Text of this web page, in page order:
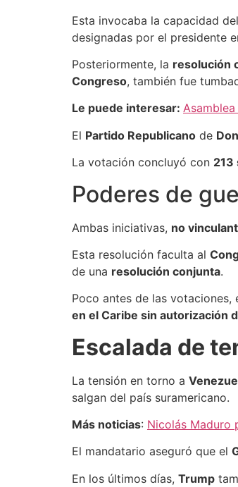
Esta invocaba la capacidad del
designadas por el presidente
Posteriormente, la resolución
Congreso, también fue
Le puede interesar:
El Partido Republicano de
La votación concluyó con 213
Poderes de
Ambas iniciativas, no
Esta resolución faculta al
de una resolución conjunta.
Poco antes de las votaciones,
en el Caribe sin autorización
Escalada de
La tensión en torno a
salgan del país suramericano.
Más noticias: Nicolás Maduro
El mandatario aseguró que el
En los últimos días, Trump